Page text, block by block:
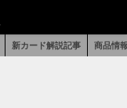
新カード解説記事 商品情